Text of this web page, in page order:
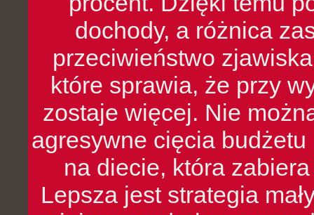
dochody, a różnica
przeciwieństwo
które sprawia, że przy
zostaje więcej. Nie
agresywne cięcia
na diecie, która
Lepsza jest strategia